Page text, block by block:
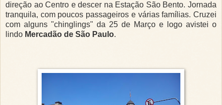
direção ao Centro e descer na Estação São Bento. Jornada
tranquila, com poucos passageiros e várias famílias. Cruzei
com alguns "chinglings" da 25 de Março e logo avistei o
lindo Mercadão de São Paulo.